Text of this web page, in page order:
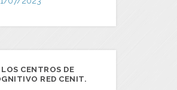
CENTROS DE
RED CENIT.